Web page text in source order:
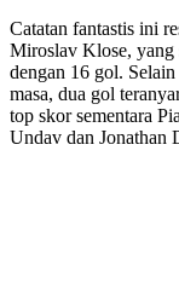
Catatan fantastis ini
Miroslav Klose, yang
dengan 16 gol.
masa, dua gol
top skor sementara
Undav dan Jonathan